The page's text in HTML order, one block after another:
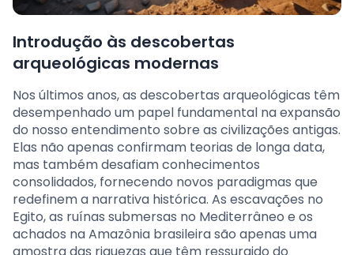
Introdução às descobertas
arqueológicas modernas
Nos últimos anos, as descobertas arqueológicas têm
desempenhado um papel fundamental na expansão
do nosso entendimento sobre as civilizações antigas.
Elas não apenas confirmam teorias de longa data,
mas também desafiam conhecimentos
consolidados, fornecendo novos paradigmas que
redefinem a narrativa histórica. As escavações no
Egito, as ruínas submersas no Mediterrâneo e os
achados na Amazônia brasileira são apenas uma
amostra das riquezas que têm ressurgido do